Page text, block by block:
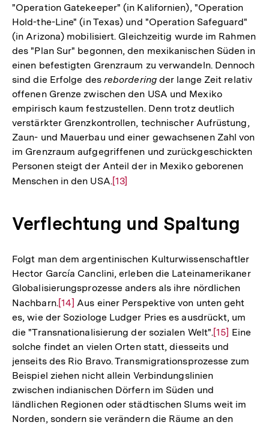
"Operation Gatekeeper" (in Kalifornien), "Operation
Hold-the-Line" (in Texas) und "Operation Safeguard"
(in Arizona) mobilisiert. Gleichzeitig wurde im Rahmen
des "Plan Sur" begonnen, den mexikanischen Süden in
einen befestigten Grenzraum zu verwandeln. Dennoch
sind die Erfolge des reborderingder lange Zeit relativ
offenen Grenze zwischen den USA und Mexiko
empirisch kaum festzustellen. Denn trotz deutlich
verstärkter Grenzkontrollen, technischer Aufrüstung,
Zaun- und Mauerbau und einer gewachsenen Zahl von
im Grenzraum aufgegriffenen und zurückgeschickten
Personen steigt der Anteil der in Mexiko geborenen
Menschen in den USA.Zur
Fußnote
[13]
Verflechtung und Spaltung
Folgt man dem argentinischen Kulturwissenschaftler
Hector García Canclini, erleben die Lateinamerikaner
Globalisierungsprozesse anders als ihre nördlichen
Nachbarn.Zur
Auflösung
der
Fußnote
[14] Aus einer Perspektive von unten geht
es, wie der Soziologe Ludger Pries es ausdrückt, um
die "Transnationalisierung der sozialen Welt".Zur
Auflösung
der
[15] Eine
solche findet an vielen Orten statt, diesseits und
jenseits des Rio Bravo. Transmigrationsprozesse zum
Beispiel ziehen nicht allein Verbindungslinien
zwischen indianischen Dörfern im Süden und
ländlichen Regionen oder städtischen Slums weit im
Norden, sondern sie verändern die Räume an den